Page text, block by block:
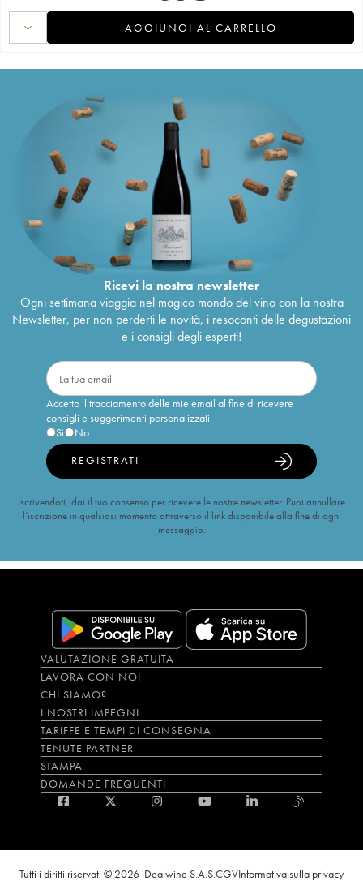
AGGIUNGI AL CARRELLO
Ricevi la nostra newsletter
Ogni settimana viaggia nel magico mondo del vino con la nostra
Newsletter, per non perderti le novità, i resoconti delle degustazioni
e i consigli degli esperti!
Accetto il tracciamento delle mie email al fine di ricevere
consigli e suggerimenti personalizzati
Sì
No
REGISTRATI
Iscrivendoti, dai il tuo consenso per ricevere le nostre newsletter. Puoi annullare
l’iscrizione in qualsiasi momento attraverso il link disponibile alla fine di ogni
messaggio.
VALUTAZIONE GRATUITA
LAVORA CON NOI
CHI SIAMO?
I NOSTRI IMPEGNI
TARIFFE E TEMPI DI CONSEGNA
TENUTE PARTNER
STAMPA
DOMANDE FREQUENTI
Tutti i diritti riservati © 2026 iDealwine S.A.S.CGVInformativa sulla privacy